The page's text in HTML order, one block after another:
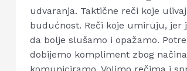
udvaranja. Taktične reči koje
budućnost. Reči koje umiruju, jer
da bolje slušamo i opažamo.
dobijemo kompliment zbog
komuniciramo. Volimo rečima i